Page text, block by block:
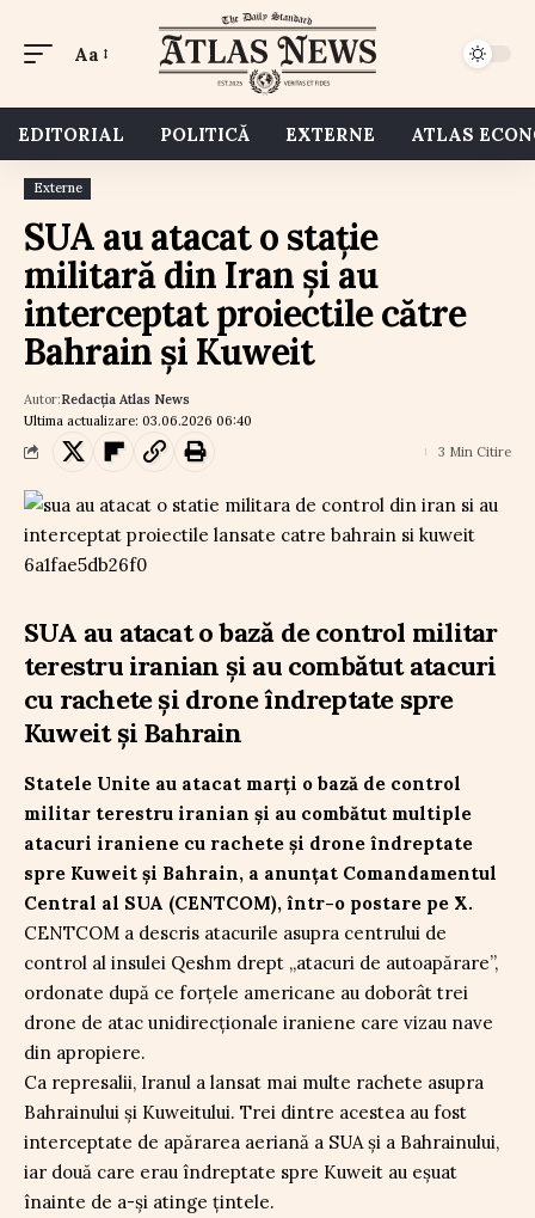
Aa
EDITORIAL POLITICĂ EXTERNE ATLAS
Externe
SUA au atacat o stație
militară din Iran și au
interceptat proiectile către
Bahrain și Kuweit
Ultima actualizare: 03.06.2026 06:40
Autor:Redacția Atlas News
3 Min Citire
SUA au atacat o bază de control militar
terestru iranian și au combătut atacuri
cu rachete și drone îndreptate spre
Kuweit și Bahrain
Statele Unite au atacat marți o bază de control
militar terestru iranian și au combătut multiple
atacuri iraniene cu rachete și drone îndreptate
spre Kuweit și Bahrain, a anunțat Comandamentul
Central al SUA (CENTCOM), într-o postare pe X.
CENTCOM a descris atacurile asupra centrului de
control al insulei Qeshm drept „atacuri de autoapărare”,
ordonate după ce forțele americane au doborât trei
drone de atac unidirecționale iraniene care vizau nave
din apropiere.
Ca represalii, Iranul a lansat mai multe rachete asupra
Bahrainului și Kuweitului. Trei dintre acestea au fost
interceptate de apărarea aeriană a SUA și a Bahrainului,
iar două care erau îndreptate spre Kuweit au eșuat
înainte de a-și atinge țintele.